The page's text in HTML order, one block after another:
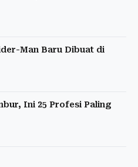
Man Baru Dibuat di
Ini 25 Profesi Paling